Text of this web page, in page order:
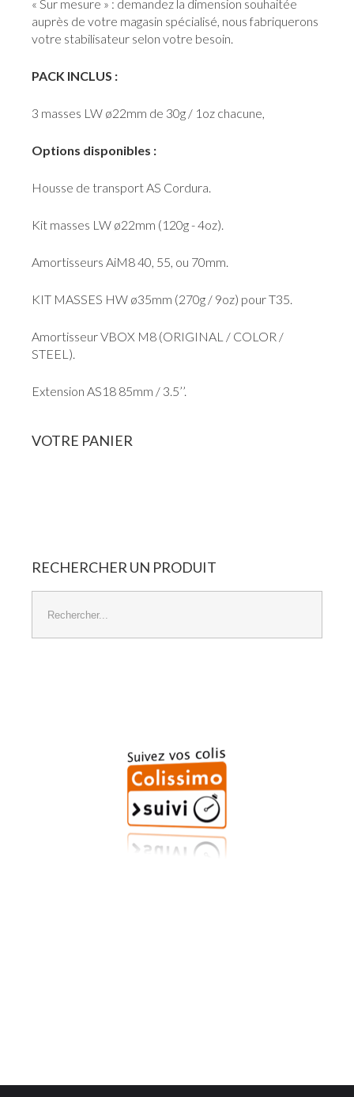
« Sur mesure » : demandez la dimension souhaitée
auprès de votre magasin spécialisé, nous fabriquerons
votre stabilisateur selon votre besoin.
PACK INCLUS :
3 masses LW ø22mm de 30g / 1oz chacune,
Options disponibles :
Housse de transport AS Cordura.
Kit masses LW ø22mm (120g - 4oz).
Amortisseurs AiM8 40, 55, ou 70mm.
KIT MASSES HW ø35mm (270g / 9oz) pour T35.
Amortisseur VBOX M8 (ORIGINAL / COLOR /
STEEL).
Extension AS18 85mm / 3.5’’.
VOTRE PANIER
RECHERCHER UN PRODUIT